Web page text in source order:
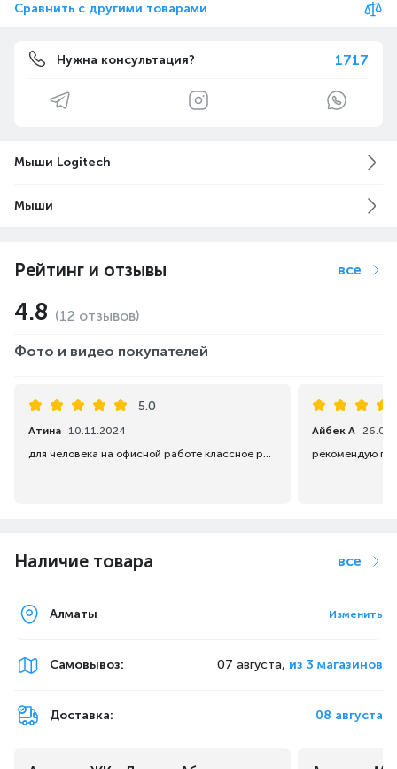
Сравнить с другими товарами
Нужна консультация? 1717
Мыши Logitech
Мыши
Рейтинг и отзывы все
4.8 (12 отзывов)
Фото и видео покупателей
5.0
Атина
10.11.2024
для человека на офисной работе классное решение, не устает рука
Айбек А
Наличие товара все
Алматы Изменить
Самовывоз: 07 августа, из 3 магазинов
Доставка: 08 августа